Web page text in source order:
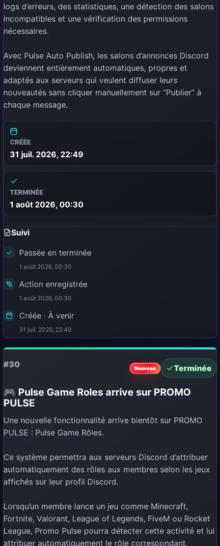
logs d’erreurs, des statistiques, une détection des salons
incompatibles et une vérification des permissions
nécessaires.
Avec Pulse Auto Publish, les salons d’annonces Discord
deviennent entièrement automatiques, propres et
adaptés aux serveurs qui veulent diffuser leurs
nouveautés sans cliquer manuellement sur “Publier” à
chaque message.
CRÉÉE
31 juil. 2026, 22:49
TERMINÉE
1 août 2026, 00:30
Suivi
Passée en terminée
1 août 2026, 00:30
Action enregistrée
1 août 2026, 00:30
Créée · À venir
31 juil. 2026, 22:49
#30 Nouveau Terminée
🎮 Pulse Game Roles arrive sur PROMO
PULSE
Une nouvelle fonctionnalité arrive bientôt sur PROMO
PULSE : Pulse Game Rôles.
Ce système permettra aux serveurs Discord d’attribuer
automatiquement des rôles aux membres selon les jeux
affichés sur leur profil Discord.
Lorsqu’un membre lance un jeu comme Minecraft,
Fortnite, Valorant, League of Legends, FiveM ou Rocket
League, Promo Pulse pourra détecter cette activité et lui
attribuer automatiquement le rôle correspondant.